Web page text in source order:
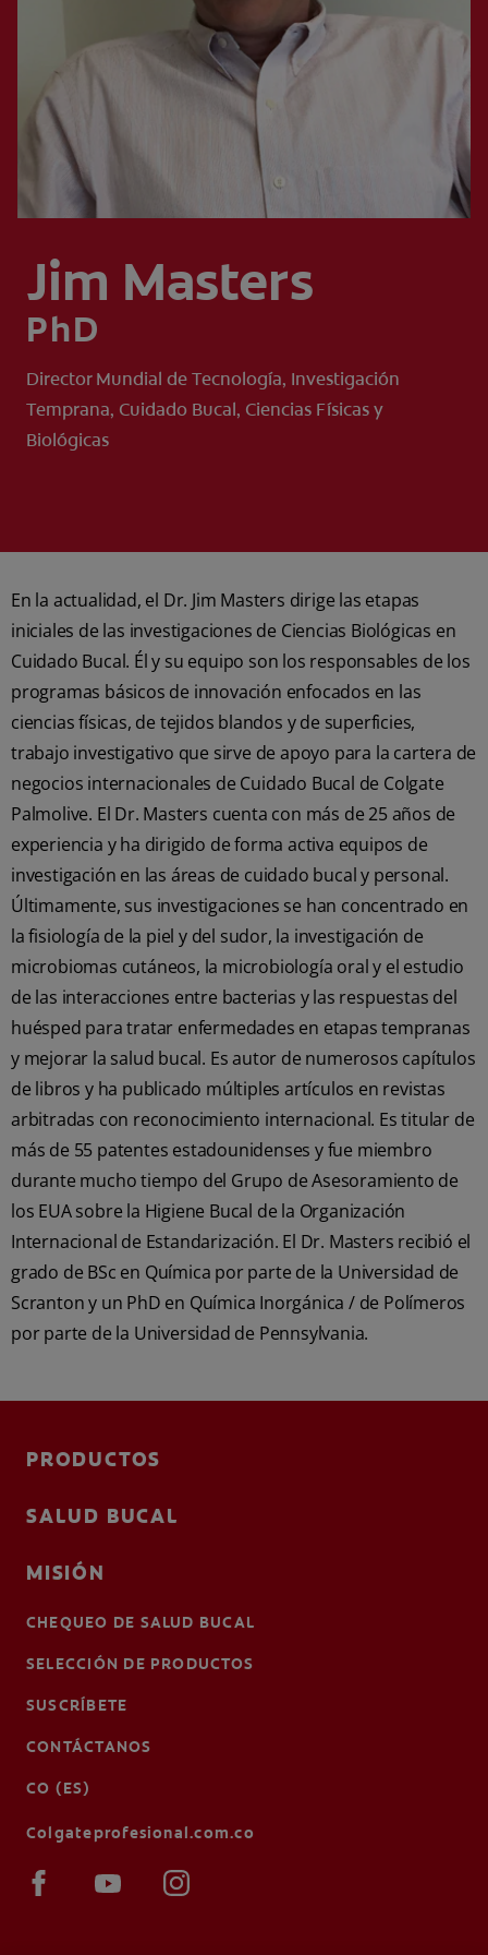
CHEQUEO DE SALUD BUCAL
SELECCIÓN DE PRODUCTOS
CUPONES
Jim Masters
PhD
Director Mundial de Tecnología, Investigación
Temprana, Cuidado Bucal, Ciencias Físicas y
Biológicas
En la actualidad, el Dr. Jim Masters dirige las etapas
iniciales de las investigaciones de Ciencias Biológicas en
Cuidado Bucal. Él y su equipo son los responsables de los
programas básicos de innovación enfocados en las
ciencias físicas, de tejidos blandos y de superficies,
trabajo investigativo que sirve de apoyo para la cartera de
negocios internacionales de Cuidado Bucal de Colgate
Palmolive. El Dr. Masters cuenta con más de 25 años de
experiencia y ha dirigido de forma activa equipos de
investigación en las áreas de cuidado bucal y personal.
Últimamente, sus investigaciones se han concentrado en
la fisiología de la piel y del sudor, la investigación de
microbiomas cutáneos, la microbiología oral y el estudio
de las interacciones entre bacterias y las respuestas del
huésped para tratar enfermedades en etapas tempranas
y mejorar la salud bucal. Es autor de numerosos capítulos
de libros y ha publicado múltiples artículos en revistas
arbitradas con reconocimiento internacional. Es titular de
más de 55 patentes estadounidenses y fue miembro
durante mucho tiempo del Grupo de Asesoramiento de
los EUA sobre la Higiene Bucal de la Organización
Internacional de Estandarización. El Dr. Masters recibió el
grado de BSc en Química por parte de la Universidad de
Scranton y un PhD en Química Inorgánica / de Polímeros
por parte de la Universidad de Pennsylvania.
PRODUCTOS
SALUD BUCAL
MISIÓN
CHEQUEO DE SALUD BUCAL
SELECCIÓN DE PRODUCTOS
SUSCRÍBETE
CONTÁCTANOS
CO (ES)
Colgateprofesional.com.co